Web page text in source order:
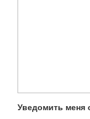
Уведомить меня